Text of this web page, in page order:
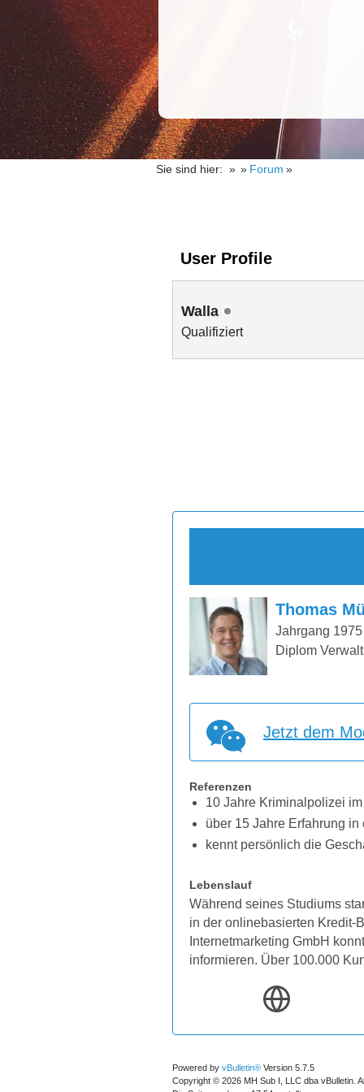
Sie sind hier: Forum
User Profile
Walla
Qualifiziert
Thomas
Jahrgang 1975
Diplom
Jetzt dem
Referenzen
10 Jahre Kriminalpolizei
über 15 Jahre Erfahrung
kennt persönlich die
Lebenslauf
Während seines Studiums
in der onlinebasierten Kredit-
Internetmarketing GmbH
informieren. Über 100.000
Powered by vBulletin® Version 5.7.5
Copyright © 2026 MH Sub I, LLC dba vBulletin.